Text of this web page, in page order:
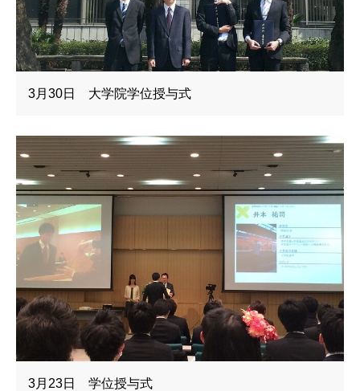
3月30日 大学院学位授与式
3月23日 学位授与式